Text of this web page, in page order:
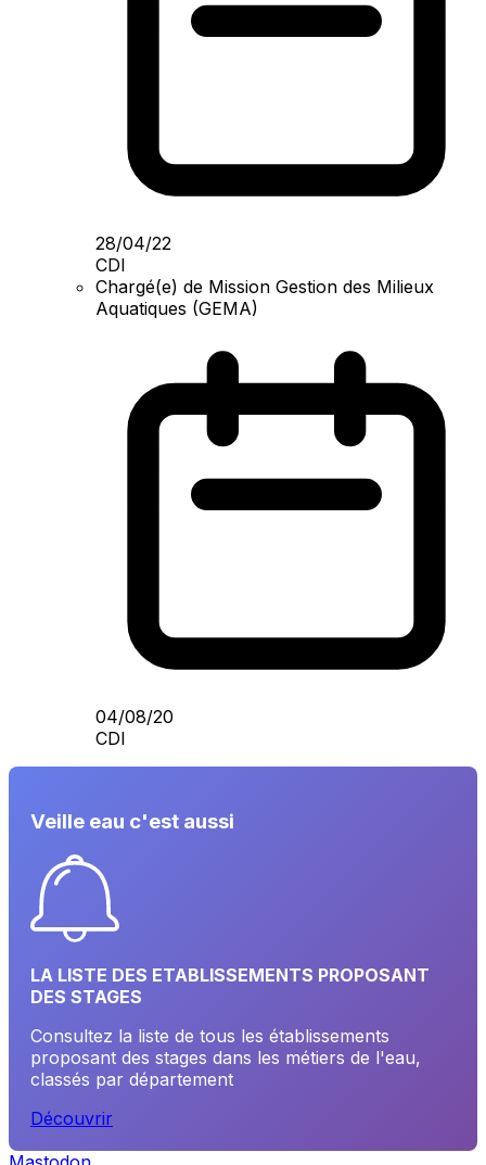
28/04/22
CDI
Chargé(e) de Mission Gestion des Milieux
Aquatiques (GEMA)
04/08/20
CDI
Veille eau c'est aussi
LA LISTE DES ETABLISSEMENTS PROPOSANT
DES STAGES
Consultez la liste de tous les établissements
proposant des stages dans les métiers de l'eau,
classés par département
Découvrir